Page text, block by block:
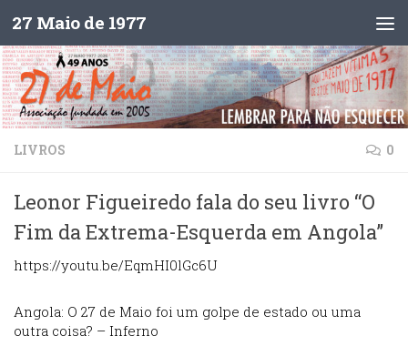
Skip to content
27 Maio de 1977
LIVROS 0
Leonor Figueiredo fala do seu livro “O
Fim da Extrema-Esquerda em Angola”
https://youtu.be/EqmHI0lGc6U
Angola: O 27 de Maio foi um golpe de estado ou uma
outra coisa? – Inferno